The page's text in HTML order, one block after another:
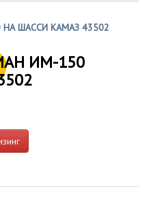
ШАССИ КАМАЗ 43502
ИМ-150